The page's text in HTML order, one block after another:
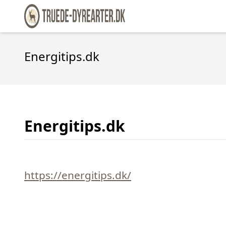
Energitips.dk
Energitips.dk
https://energitips.dk/